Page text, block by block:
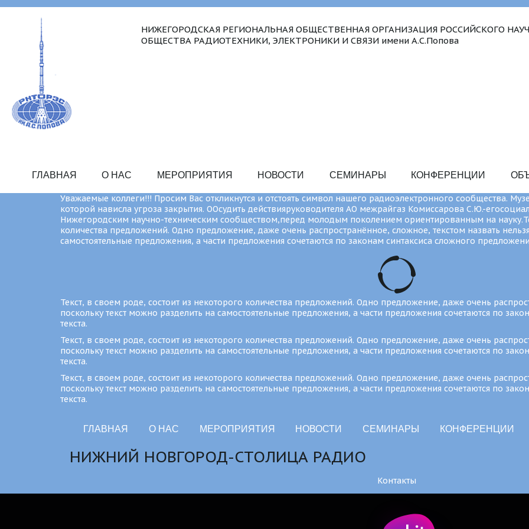
НИЖЕГОРОДСКАЯ РЕГИОНАЛЬНАЯ ОБЩЕСТВЕННАЯ ОРГАНИЗАЦИЯ РОССИЙСКОГО
ОБЩЕСТВА РАДИОТЕХНИКИ, ЭЛЕКТРОНИКИ И СВЯЗИ имени А.С.Попова
ГЛАВНАЯ О НАС МЕРОПРИЯТИЯ НОВОСТИ СЕМИНАРЫ КОНФЕРЕНЦИИ
Уважаемые коллеги!!! Просим Вас откликнутся и отстоять символ нашего радиоэлектронного сообщества.
которой нависла угроза закрытия. ООсудить действияруководителя АО межрайгаз Комиссарова С.Ю.-
Нижегородским научно-техническим сообществом,перед молодым поколением ориентированным на
количества предложений. Одно предложение, даже очень распространённое, сложное, текстом назвать
самостоятельные предложения, а части предложения сочетаются по законам синтаксиса сложного
Текст, в своем роде, состоит из некоторого количества предложений. Одно предложение, даже очень
поскольку текст можно разделить на самостоятельные предложения, а части предложения сочетаются по
текста.
Текст, в своем роде, состоит из некоторого количества предложений. Одно предложение, даже очень
поскольку текст можно разделить на самостоятельные предложения, а части предложения сочетаются по
текста.
Текст, в своем роде, состоит из некоторого количества предложений. Одно предложение, даже очень
поскольку текст можно разделить на самостоятельные предложения, а части предложения сочетаются по
текста.
ГЛАВНАЯ О НАС МЕРОПРИЯТИЯ НОВОСТИ СЕМИНАРЫ КОНФЕРЕНЦИИ
НИЖНИЙ НОВГОРОД-СТОЛИЦА РАДИО
Контакты